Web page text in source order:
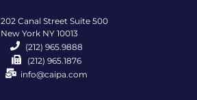
202 Canal Street Suite 500
New York NY 10013
(212) 965.9888
(212) 965.1876
info@caipa.com